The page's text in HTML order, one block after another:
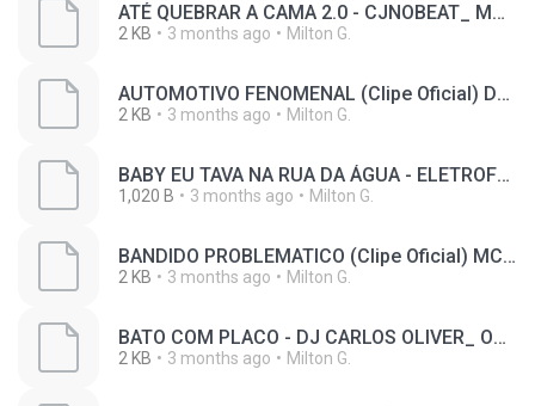
ATÉ QUEBRAR A CAMA 2.0 - CJNOBEAT_ MC MORENA_ MC GW(M4A_128K)_private.lrc
2 KB 3 months ago Milton G.
AUTOMOTIVO FENOMENAL (Clipe Oficial) DJ Novato_ MC Vuk Vuk e MC GW(M4A_128K)_private.lrc
2 KB 3 months ago Milton G.
BABY EU TAVA NA RUA DA ÁGUA - ELETROFUNK 2024 (Dj Skiller) MC MENOR RV E TR(M4A_128K)_private.lrc
1,020 B 3 months ago Milton G.
BANDIDO PROBLEMATICO (Clipe Oficial) MC Flavinho_ Iraqui ZL e DJ Gustomares(M4A_128K)_private.lrc
2 KB 3 months ago Milton G.
BATO COM PLACO - DJ CARLOS OLIVER_ OS CALLIFOZ_ DJ DH - ELETROFUNK DEBOXE(M4A_128K)_private.lrc
2 KB 3 months ago Milton G.